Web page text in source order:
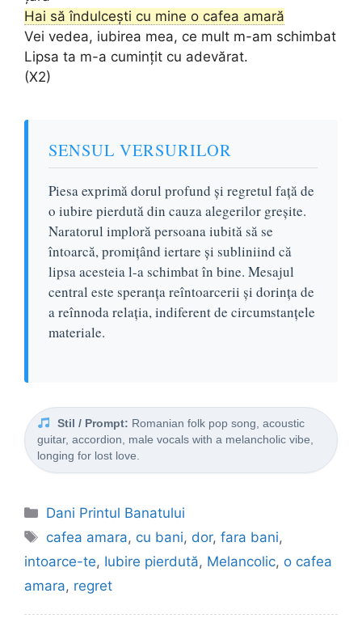
Hai să îndulcești cu mine o cafea amară
Vei vedea, iubirea mea, ce mult m-am schimbat
Lipsa ta m-a cumințit cu adevărat.
(X2)
SENSUL VERSURILOR
Piesa exprimă dorul profund și regretul față de
o iubire pierdută din cauza alegerilor greșite.
Naratorul imploră persoana iubită să se
întoarcă, promițând iertare și subliniind că
lipsa acesteia l-a schimbat în bine. Mesajul
central este speranța reîntoarcerii și dorința de
a reînnoda relația, indiferent de circumstanțele
materiale.
Stil / Prompt: Romanian folk pop song, acoustic
guitar, accordion, male vocals with a melancholic vibe,
longing for lost love.
Categorii
Dani Printul Banatului
Etichete
cafea amara, cu bani, dor,fara bani,
intoarce-te, Iubire pierdută, Melancolic, o cafea
amara, regret